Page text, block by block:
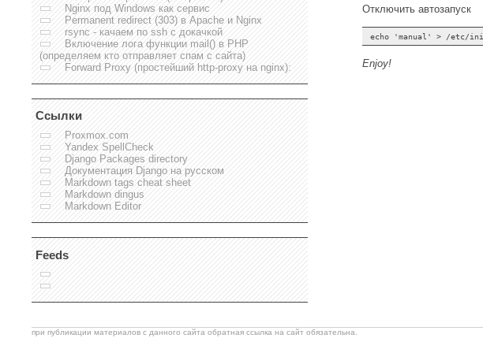
Nginx под Windows как сервис
Permanent redirect (303) в Apache и Nginx
rsync - качаем по ssh с докачкой
Включение лога функции mail() в PHP
(определяем кто отправляет спам с сайта)
Forward Proxy (простейший http-proxy на nginx):
Ссылки
Proxmox.com
Yandex SpellCheck
Django Packages directory
Документация Django на русском
Markdown tags cheat sheet
Markdown dingus
Markdown Editor
Feeds
Отключить автозапуск
Enjoy!
при публикации материалов с данного сайта обратная ссылка на сайт обязательна.